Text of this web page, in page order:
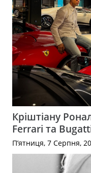
Кріштіану
Ferrari та
П’ятниця, 7 Серпня,